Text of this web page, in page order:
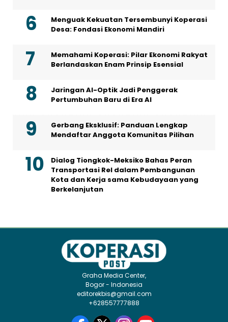
Menguak Kekuatan Tersembunyi Koperasi
Desa: Fondasi Ekonomi Mandiri
Memahami Koperasi: Pilar Ekonomi Rakyat
Berlandaskan Enam Prinsip Esensial
Jaringan AI-Optik Jadi Penggerak
Pertumbuhan Baru di Era AI
Gerbang Eksklusif: Panduan Lengkap
Mendaftar Anggota Komunitas Pilihan
Dialog Tiongkok-Meksiko Bahas Peran
Transportasi Rel dalam Pembangunan
Kota dan Kerja sama Kebudayaan yang
Berkelanjutan
Graha Media Center,
Bogor - Indonesia
editorekbis@gmail.com
+628557777888